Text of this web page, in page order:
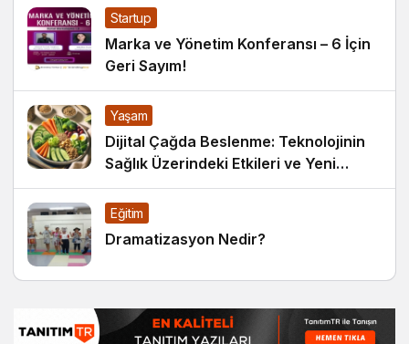
Startup
Marka ve Yönetim Konferansı – 6 İçin
Geri Sayım!
Yaşam
Dijital Çağda Beslenme: Teknolojinin
Sağlık Üzerindeki Etkileri ve Yeni
Alışkanlıklar
Eğitim
Dramatizasyon Nedir?